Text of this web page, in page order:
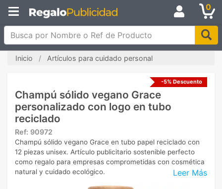
0
Busca por Nombre o Ref de Producto
Inicio Artículos para cuidado personal
-5% Descuento
Champú sólido vegano Grace
personalizado con logo en tubo
reciclado
Ref: 90972
Leer Más
Champú sólido vegano Grace en tubo papel reciclado con
12 piezas unisex. Artículo publicitario sostenible perfecto
como regalo para empresas comprometidas con cosmética
natural y cuidado ecológico.